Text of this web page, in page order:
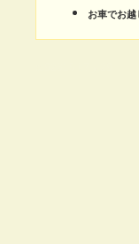
お車でお